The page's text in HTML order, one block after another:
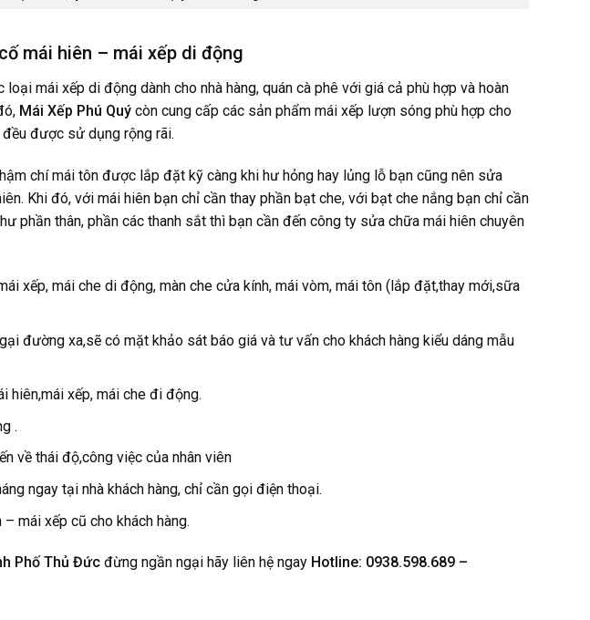
mái hiên – mái xếp di động
loại mái xếp di độngdành cho nhà hàng, quán cà phê với giá cả phù hợp và hoàn
Mái Xếp Phú Quýcòn cung cấp các sản phẩm mái xếp lượn sóng phù hợp cho
được sử dụng rộng rãi.
chí mái tôn được lắp đặt kỹ càng khi hư hỏng hay lủng lỗ bạn cũng nên sửa
Khi đó, với mái hiên bạn chỉ cần thay phần bạt che, với bạt che nắng bạn chỉ cần
phần thân, phần các thanh sắt thì bạn cần đến công ty sửa chữa mái hiên chuyên
xếp, mái che di động, màn che cửa kính, mái vòm, mái tôn (lắp đặt,thay mới,sữa
đường xa,sẽ có mặt khảo sát báo giá và tư vấn cho khách hàng kiểu dáng mẫu
hiên,mái xếp, mái che đi động.
.
về thái độ,công việc của nhân viên
ngay tại nhà khách hàng, chỉ cần gọi điện thoại.
mái xếp cũ cho khách hàng.
Phố Thủ Đứcđừng ngần ngại hãy liên hệ ngay Hotline: 0938.598.689 –